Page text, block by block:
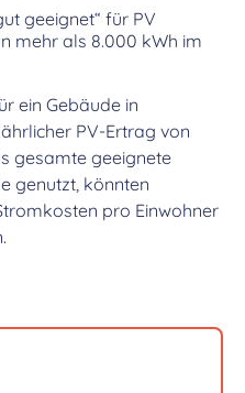
geeignet“ für PV
mehr als 8.000 kWh im
ein Gebäude in
PV-Ertrag von
gesamte geeignete
genutzt, könnten
pro Einwohner